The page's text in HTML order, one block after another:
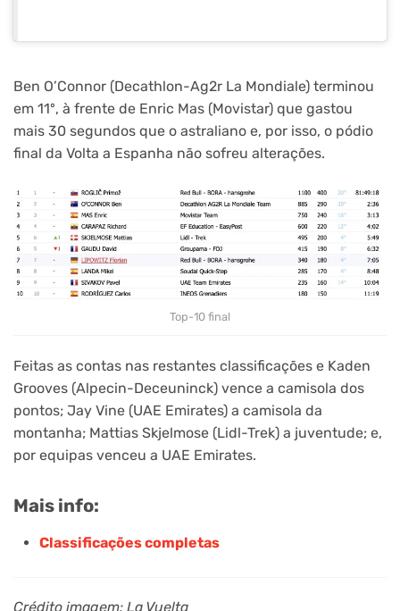
Ben O’Connor (Decathlon-Ag2r La Mondiale) terminou
em 11º, à frente de Enric Mas (Movistar) que gastou
mais 30 segundos que o astraliano e, por isso, o pódio
final da Volta a Espanha não sofreu alterações.
Top-10 final
Feitas as contas nas restantes classificações e Kaden
Grooves (Alpecin-Deceuninck) vence a camisola dos
pontos; Jay Vine (UAE Emirates) a camisola da
montanha; Mattias Skjelmose (Lidl-Trek) a juventude; e,
por equipas venceu a UAE Emirates.
Mais info:
Classificações completas
Crédito imagem: La Vuelta